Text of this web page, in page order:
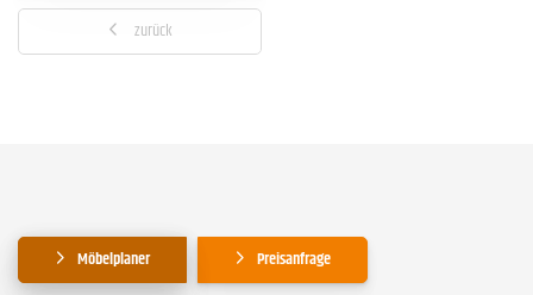
zurück
Möbelplaner Preisanfrage